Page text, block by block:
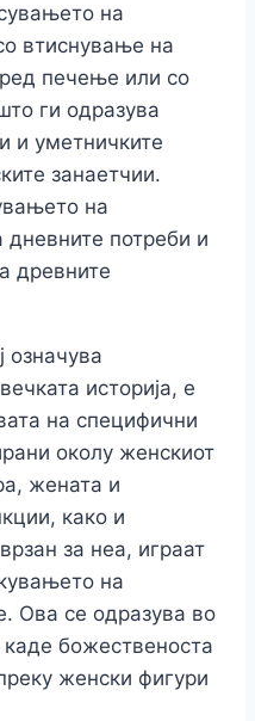
на
втиснување на
печење или со
ги одразува
и уметничките
занаетчии.
на
дневните потреби и
древните
означува
историја, е
на специфични
околу женскиот
жената и
како и
за неа, играат
на
Ова се одразува во
каде божественоста
женски фигури